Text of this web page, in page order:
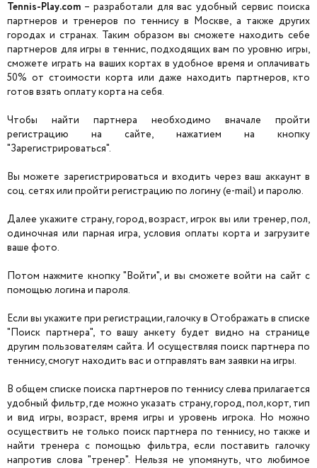
Tennis-Play.com – разработали для вас удобный сервис поиска
партнеров и тренеров по теннису в Москве, а также других
городах и странах. Таким образом вы сможете находить себе
партнеров для игры в теннис, подходящих вам по уровню игры,
сможете играть на ваших кортах в удобное время и оплачивать
50% от стоимости корта или даже находить партнеров, кто
готов взять оплату корта на себя.
Чтобы найти партнера необходимо вначале пройти
регистрацию на сайте, нажатием на кнопку
"Зарегистрироваться".
Вы можете зарегистрироваться и входить через ваш аккаунт в
соц. сетях или пройти регистрацию по логину (e-mail) и паролю.
Далее укажите страну, город, возраст, игрок вы или тренер, пол,
одиночная или парная игра, условия оплаты корта и загрузите
ваше фото.
Потом нажмите кнопку "Войти", и вы сможете войти на сайт с
помощью логина и пароля.
Если вы укажите при регистрации, галочку в Отображать в списке
"Поиск партнера", то вашу анкету будет видно на странице
другим пользователям сайта. И осуществляя поиск партнера по
теннису, смогут находить вас и отправлять вам заявки на игры.
В общем списке поиска партнеров по теннису слева прилагается
удобный фильтр, где можно указать страну, город, пол, корт, тип
и вид игры, возраст, время игры и уровень игрока. Но можно
осуществить не только поиск партнера по теннису, но также и
найти тренера с помощью фильтра, если поставить галочку
напротив слова "тренер". Нельзя не упомянуть, что любимое